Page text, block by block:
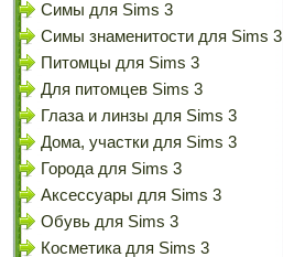
Симы для Sims 3
Симы знаменитости для Sims 3
Питомцы для Sims 3
Для питомцев Sims 3
Глаза и линзы для Sims 3
Дома, участки для Sims 3
Города для Sims 3
Аксессуары для Sims 3
Обувь для Sims 3
Косметика для Sims 3